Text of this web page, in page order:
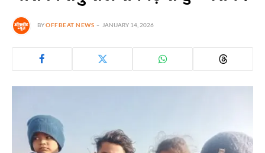
BYOFFBEAT NEWS JANUARY 14, 2026